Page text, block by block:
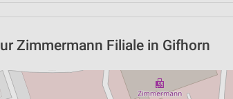
Zimmermann Filiale in Gifhorn